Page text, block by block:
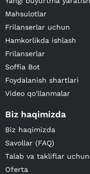
Mahsulotlar
Frilanserlar uchun
Hamkorlikda ishlash
Frilanserlar
Soffia Bot
Foydalanish shartlari
Video qo'llanmalar
Biz haqimizda
Biz haqimizda
Savollar (FAQ)
Talab va takliflar uchun
Oferta